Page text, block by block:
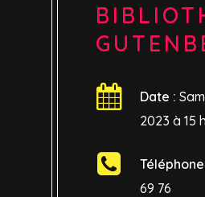
Date :
2023 à 15 h
69 76